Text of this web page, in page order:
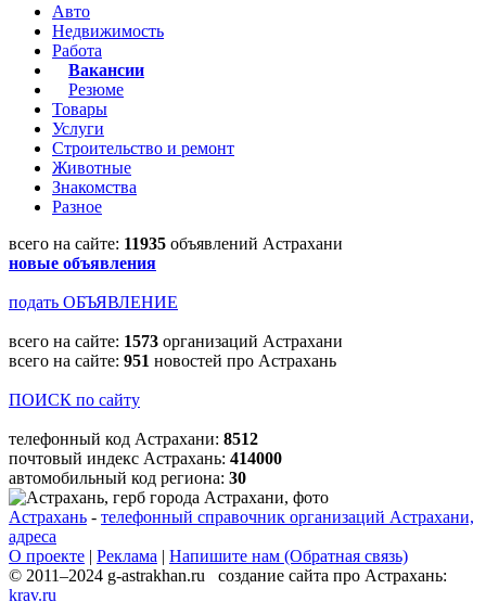
Авто
Недвижимость
Работа
Вакансии
Резюме
Товары
Услуги
Строительство и ремонт
Животные
Знакомства
Разное
всего на сайте: 11935 объявлений Астрахани
новые объявления
подать ОБЪЯВЛЕНИЕ
всего на сайте: 1573 организаций Астрахани
всего на сайте: 951 новостей про Астрахань
ПОИСК по сайту
телефонный код Астрахани: 8512
почтовый индекс Астрахань: 414000
автомобильный код региона: 30
Астрахань - телефонный справочник организаций Астрахани,
адреса
О проекте | Реклама | Напишите нам (Обратная связь)
© 2011–2024 g-astrakhan.ru создание сайта про Астрахань:
krav.ru